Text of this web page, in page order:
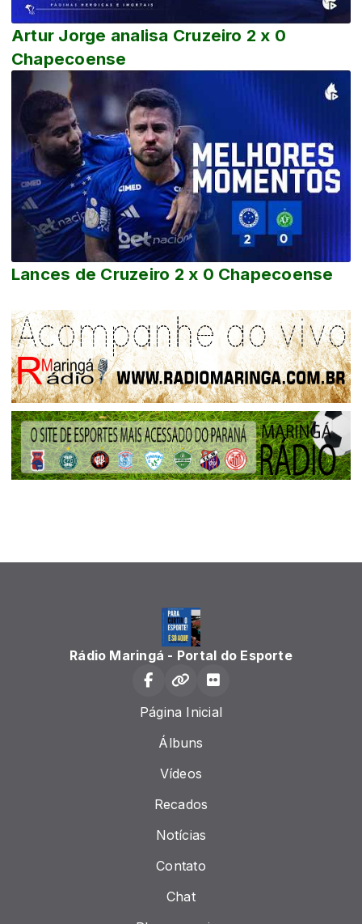
Artur Jorge analisa Cruzeiro 2 x 0
Chapecoense
Lances de Cruzeiro 2 x 0 Chapecoense
Rádio Maringá - Portal do Esporte
Página Inicial
Álbuns
Vídeos
Recados
Notícias
Contato
Chat